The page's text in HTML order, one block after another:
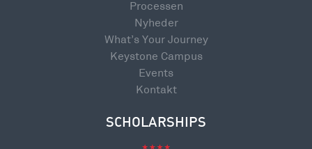
Processen
Nyheder
What’s Your Journey
Keystone Campus
Events
Kontakt
SCHOLARSHIPS